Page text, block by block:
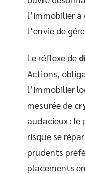
l’immobilier à
l’envie de
Le réflexe de
Actions,
l’immobilier
mesurée de
audacieux :
risque se
prudents
placements